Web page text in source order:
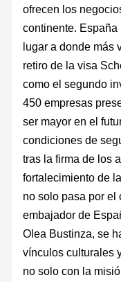
ofrecen los
continente.
lugar a donde más
retiro de la visa
como el segundo
450 empresas
ser mayor en el
condiciones de
tras la firma de los
fortalecimiento de
no solo pasa por el
embajador de
Olea Bustinza, se
vínculos culturales
no solo con la